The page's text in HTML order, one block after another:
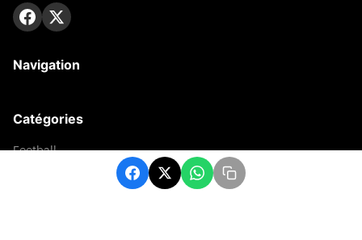
Navigation
Catégories
Football